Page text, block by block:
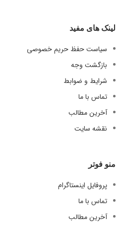
لینک های مفید
سیاست حفظ حریم خصوصی
بازگشت وجه
شرایط و ضوابط
تماس با ما
آخرین مطالب
نقشه سایت
منو فوتر
پروفایل اینستاگرام
تماس با ما
آخرین مطالب